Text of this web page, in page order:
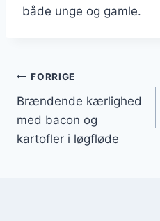
både unge og gamle.
FORRIGE
Brændende kærlighed
med bacon og
kartofler i løgfløde